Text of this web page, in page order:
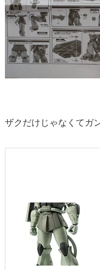
ザクだけじゃなくてガ